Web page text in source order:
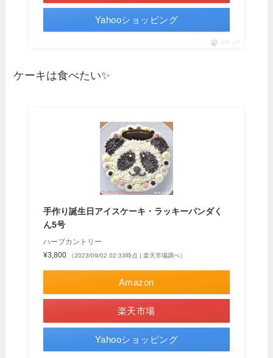
Yahooショッピング
ポチップ
ケーキは食べたい✨
手作り誕生日アイスケーキ・ラッキーパンダく
ん5号
ハーブカントリー
¥3,800
（2023/09/02 02:33時点 | 楽天市場調べ）
Amazon
楽天市場
Yahooショッピング